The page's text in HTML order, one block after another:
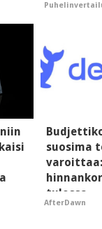
suosima
tulossa
AfterDawn